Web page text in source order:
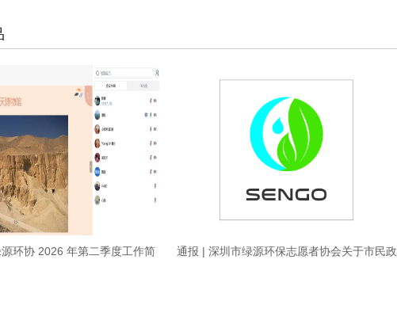
环协 2026 年第二季度工作简
通报 | 深圳市绿源环保志愿者协会关于市民政